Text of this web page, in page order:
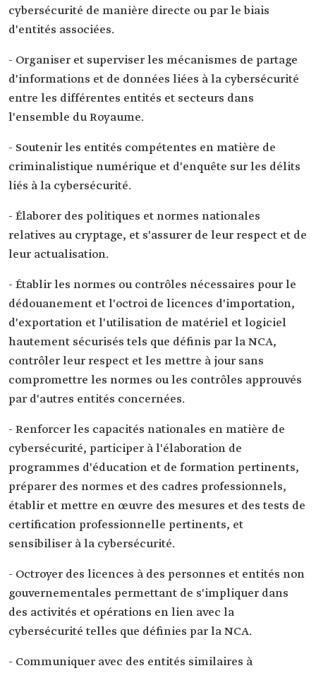
cybersécurité de manière directe ou par le biais
d'entités associées.
- Organiser et superviser les mécanismes de partage
d'informations et de données liées à la cybersécurité
entre les différentes entités et secteurs dans
l'ensemble du Royaume.
- Soutenir les entités compétentes en matière de
criminalistique numérique et d'enquête sur les délits
liés à la cybersécurité.
- Élaborer des politiques et normes nationales
relatives au cryptage, et s'assurer de leur respect et de
leur actualisation.
- Établir les normes ou contrôles nécessaires pour le
dédouanement et l'octroi de licences d'importation,
d'exportation et l'utilisation de matériel et logiciel
hautement sécurisés tels que définis par la NCA,
contrôler leur respect et les mettre à jour sans
compromettre les normes ou les contrôles approuvés
par d'autres entités concernées.
- Renforcer les capacités nationales en matière de
cybersécurité, participer à l'élaboration de
programmes d'éducation et de formation pertinents,
préparer des normes et des cadres professionnels,
établir et mettre en œuvre des mesures et des tests de
certification professionnelle pertinents, et
sensibiliser à la cybersécurité.
- Octroyer des licences à des personnes et entités non
gouvernementales permettant de s'impliquer dans
des activités et opérations en lien avec la
cybersécurité telles que définies par la NCA.
- Communiquer avec des entités similaires à